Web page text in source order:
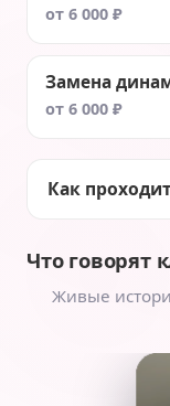
от 6 000 ₽
Замена
от 6 000 ₽
Как
Что говорят
Живые